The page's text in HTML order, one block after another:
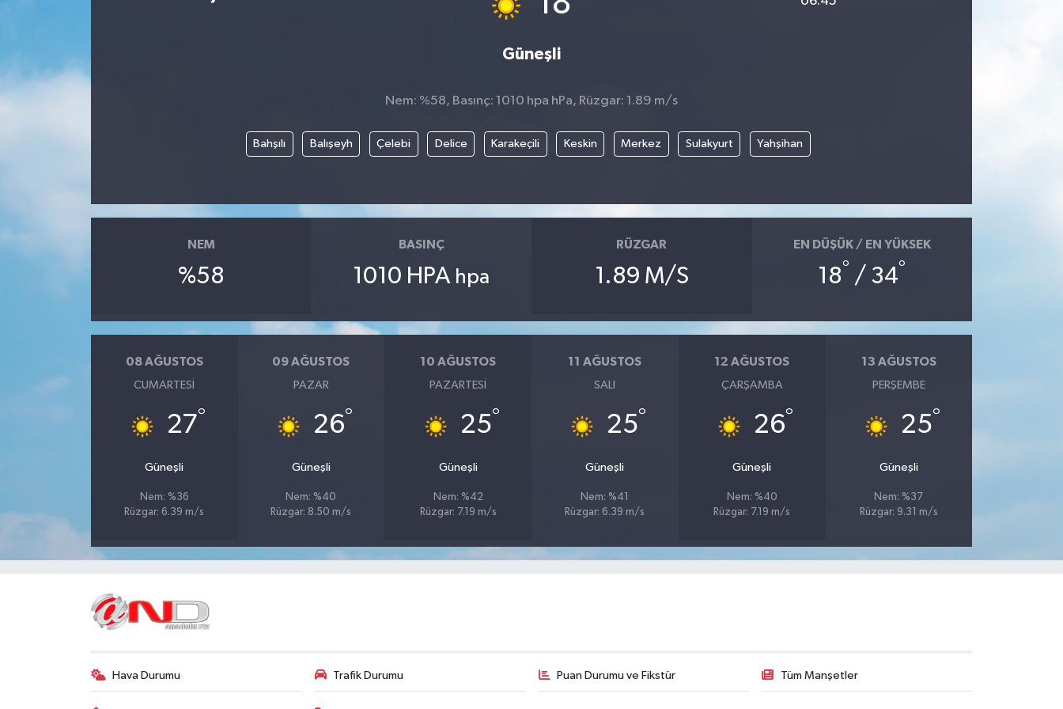
Güneşli
Nem: %58, Basınç: 1010 hpa hPa, Rüzgar: 1.89 m/s
Bahşılı Balışeyh Çelebi Delice Karakeçili Keskin Merkez Sulakyurt Yahşihan
NEM
%58
BASINÇ
1010 HPA hpa
RÜZGAR
1.89 M/S
EN DÜŞÜK / EN YÜKSEK
18° / 34°
08 AĞUSTOS
CUMARTESI
27°
Güneşli
Nem: %36
Rüzgar: 6.39 m/s
09 AĞUSTOS
PAZAR
26°
Güneşli
Nem: %40
Rüzgar: 8.50 m/s
10 AĞUSTOS
PAZARTESI
25°
Güneşli
Nem: %42
Rüzgar: 7.19 m/s
11 AĞUSTOS
SALI
25°
Güneşli
Nem: %41
Rüzgar: 6.39 m/s
12 AĞUSTOS
ÇARŞAMBA
26°
Güneşli
Nem: %40
Rüzgar: 7.19 m/s
13 AĞUSTOS
PERŞEMBE
25°
Güneşli
Nem: %37
Rüzgar: 9.31 m/s
Hava Durumu Trafik Durumu Puan Durumu ve Fikstür Tüm Manşetler
Teknoloji